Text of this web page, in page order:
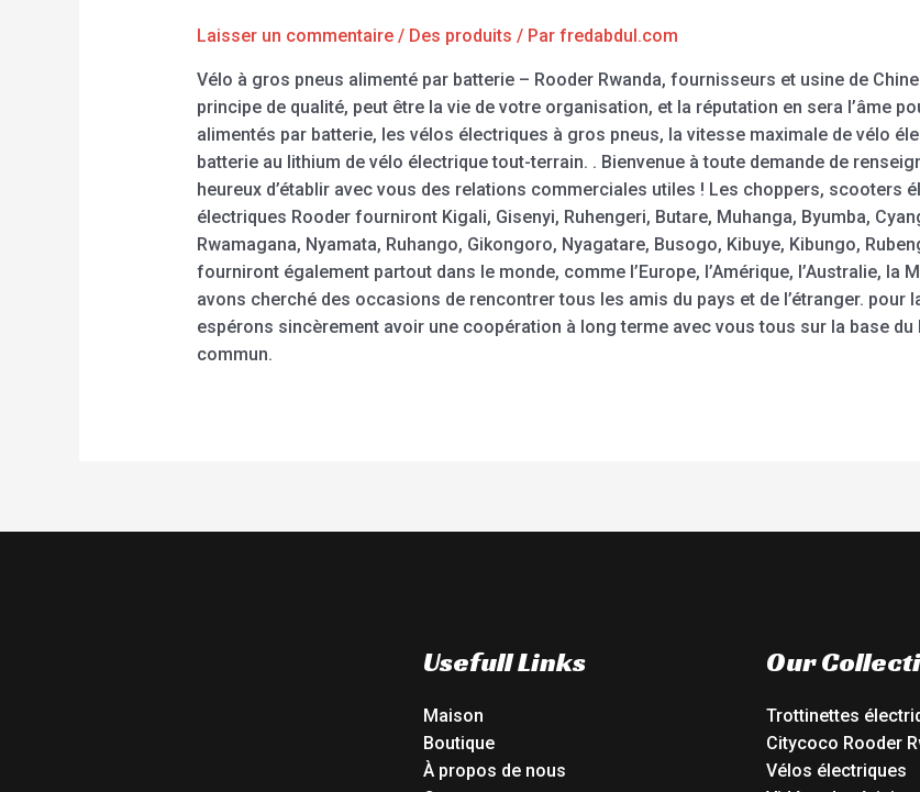
Laisser un commentaire / Des produits / Par fredabdul.com
Vélo à gros pneus alimenté par batterie – Rooder Rwanda, fournisseurs et usine de
principe de qualité, peut être la vie de votre organisation, et la réputation en sera l’âme
alimentés par batterie, les vélos électriques à gros pneus, la vitesse maximale de vélo
batterie au lithium de vélo électrique tout-terrain. . Bienvenue à toute demande de
heureux d’établir avec vous des relations commerciales utiles ! Les choppers, scooters
électriques Rooder fourniront Kigali, Gisenyi, Ruhengeri, Butare, Muhanga, Byumba,
Rwamagana, Nyamata, Ruhango, Gikongoro, Nyagatare, Busogo, Kibuye, Kibungo,
fourniront également partout dans le monde, comme l’Europe, l’Amérique, l’Australie, la
avons cherché des occasions de rencontrer tous les amis du pays et de l’étranger. pour
espérons sincèrement avoir une coopération à long terme avec vous tous sur la base
commun.
Usefull Links
Maison
Boutique
À propos de nous
Our
Trottinettes
Citycoco Rooder
Vélos électriques